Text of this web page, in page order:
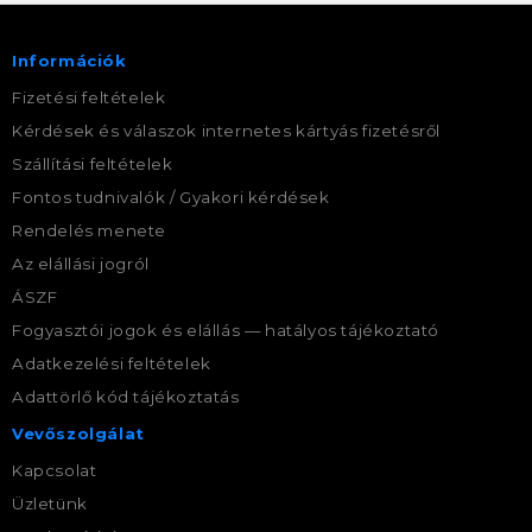
Információk
Fizetési feltételek
Kérdések és válaszok internetes kártyás fizetésről
Szállítási feltételek
Fontos tudnivalók / Gyakori kérdések
Rendelés menete
Az elállási jogról
ÁSZF
Fogyasztói jogok és elállás — hatályos tájékoztató
Adatkezelési feltételek
Adattörlő kód tájékoztatás
Vevőszolgálat
Kapcsolat
Üzletünk